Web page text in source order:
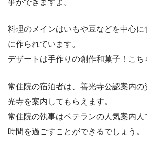
事ができますよ。
料理のメインはいもや豆などを中心に
に作られています。
デザートは手作りの創作和菓子！こち
常住院の宿泊者は、善光寺公認案内
光寺を案内してもらえます。
常住院の執事はベテランの人気案内人
時間を過ごすことができるでしょう。